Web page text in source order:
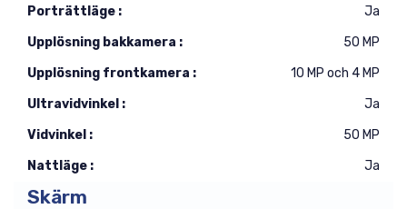
Porträttläge :
Ja
Upplösning bakkamera :
50 MP
Upplösning frontkamera :
10 MP och 4 MP
Ultravidvinkel :
Ja
Vidvinkel :
50 MP
Nattläge :
Ja
Skärm